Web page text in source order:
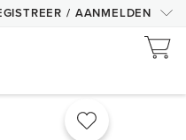
/ AANMELDEN